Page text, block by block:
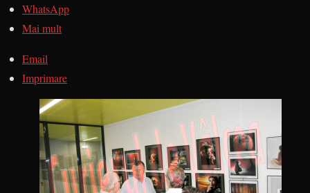
WhatsApp
Mai mult
Email
Imprimare